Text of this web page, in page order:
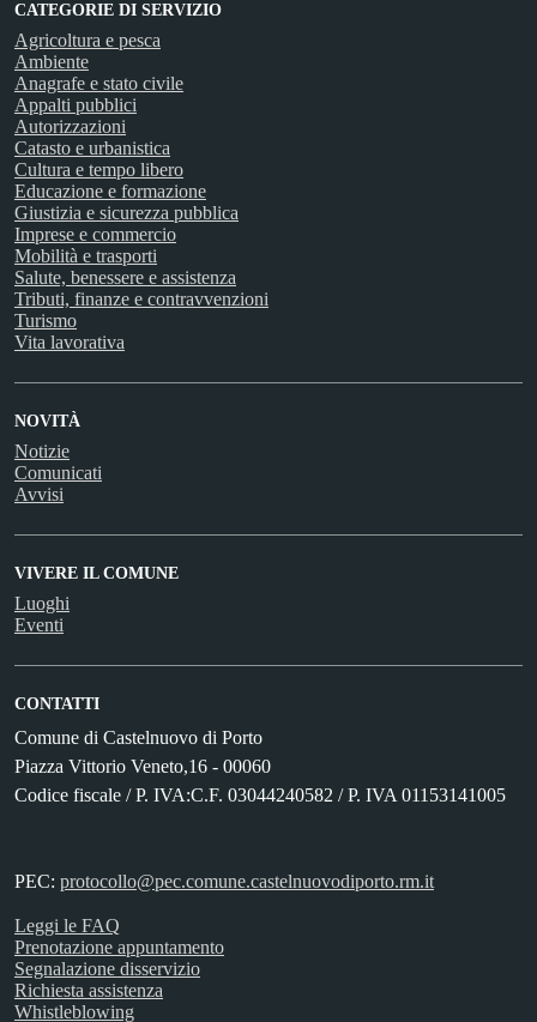
CATEGORIE DI SERVIZIO
Agricoltura e pesca
Ambiente
Anagrafe e stato civile
Appalti pubblici
Autorizzazioni
Catasto e urbanistica
Cultura e tempo libero
Educazione e formazione
Giustizia e sicurezza pubblica
Imprese e commercio
Mobilità e trasporti
Salute, benessere e assistenza
Tributi, finanze e contravvenzioni
Turismo
Vita lavorativa
NOVITÀ
Notizie
Comunicati
Avvisi
VIVERE IL COMUNE
Luoghi
Eventi
CONTATTI
Comune di Castelnuovo di Porto
Piazza Vittorio Veneto,16 - 00060
Codice fiscale / P. IVA:C.F. 03044240582 / P. IVA 01153141005
PEC: protocollo@pec.comune.castelnuovodiporto.rm.it
Leggi le FAQ
Prenotazione appuntamento
Segnalazione disservizio
Richiesta assistenza
Whistleblowing